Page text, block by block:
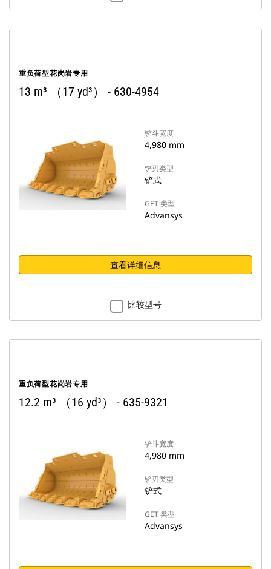
重负荷型花岗岩专用
13 m³ （17 yd³） - 630-4954
铲斗宽度
4,980 mm
铲刃类型
铲式
GET 类型
Advansys
查看详细信息
比较型号
重负荷型花岗岩专用
12.2 m³ （16 yd³） - 635-9321
铲斗宽度
4,980 mm
铲刃类型
铲式
GET 类型
Advansys